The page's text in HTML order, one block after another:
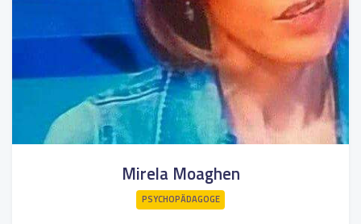
Mirela Moaghen
PSYCHOPÄDAGOGE